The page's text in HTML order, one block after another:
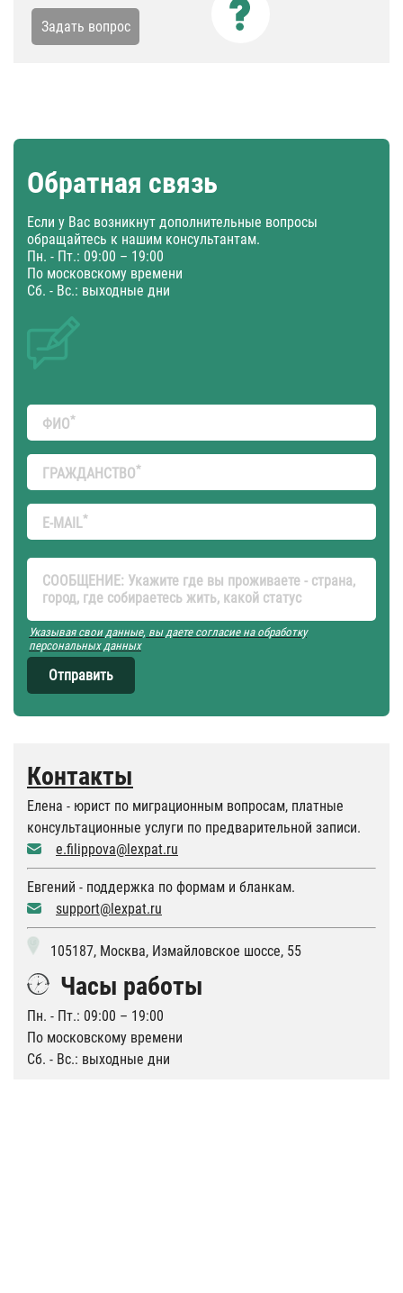
Задать вопрос
Обратная связь
Если у Вас возникнут дополнительные вопросы
обращайтесь к нашим консультантам.
Пн. - Пт.: 09:00 – 19:00
По московскому времени
Сб. - Вс.: выходные дни
ФИО*
ГРАЖДАНСТВО*
E-MAIL*
СООБЩЕНИЕ: Укажите где вы проживаете - страна,
город, где собираетесь жить, какой статус
Указывая свои данные, вы даете согласие на обработку
персональных данных
Отправить
Контакты
Елена - юрист по миграционным вопросам, платные
консультационные услуги по предварительной записи.
e.filippova@lexpat.ru
Евгений - поддержка по формам и бланкам.
support@lexpat.ru
105187, Москва, Измайловское шоссе, 55
Часы работы
Пн. - Пт.: 09:00 – 19:00
По московскому времени
Сб. - Вс.: выходные дни